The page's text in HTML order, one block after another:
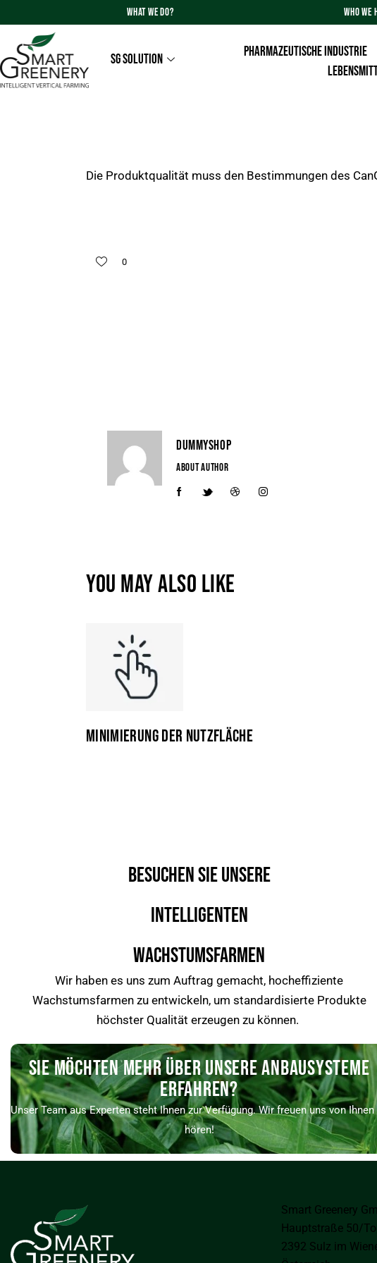
WHAT WE DO? WHO WE
SG SOLUTION PHARMAZEUTISCHE INDUSTRIE
Die Produktqualität muss den Bestimmungen des
0
DUMMYSHOP
ABOUT AUTHOR
YOU MAY ALSO LIKE
MINIMIERUNG DER NUTZFLÄCHE
BESUCHEN SIE UNSERE
INTELLIGENTEN
WACHSTUMSFARMEN
Wir haben es uns zum Auftrag gemacht, hocheffiziente
Wachstumsfarmen zu entwickeln, um standardisierte Produkte
höchster Qualität erzeugen zu können.
SIE MÖCHTEN MEHR ÜBER UNSERE ANBAUSYSTEME
ERFAHREN?
Unser Team aus Experten steht Ihnen zur Verfügung. Wir freuen uns von Ihnen
hören!
Smart Greenery
Hauptstraße 50/
2392 Sulz im